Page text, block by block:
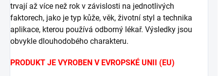
trvají až více než rok v závislosti na jednotlivých
faktorech, jako je typ kůže, věk, životní styl a technika
aplikace, kterou používá odborný lékař. Výsledky jsou
obvykle dlouhodobého charakteru.
PRODUKT JE VYROBEN V EVROPSKÉ UNII (EU)